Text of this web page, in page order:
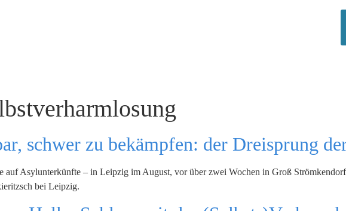
schwer zu bekämpfen: der Dreisprung
auf Asylunterkünfte – in Leipzig im August, vor über zwei Wochen in Groß
bei Leipzig.